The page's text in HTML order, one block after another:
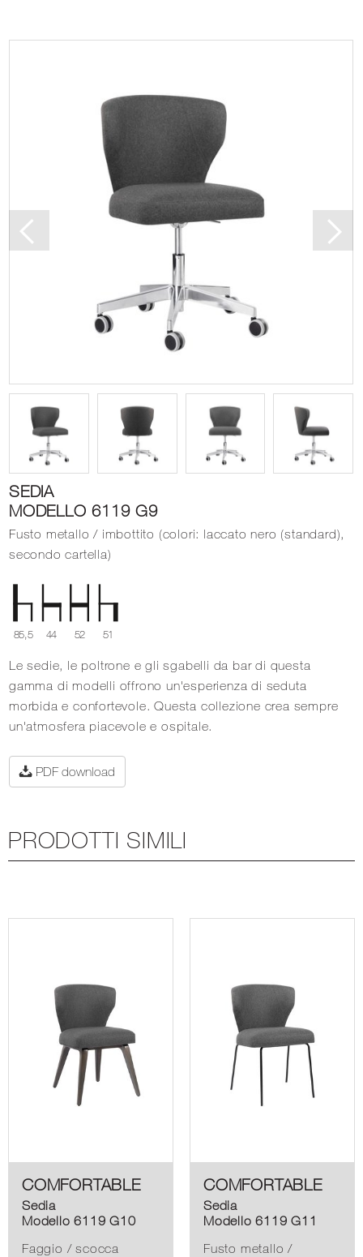
SEDIA
MODELLO 6119 G9
Fusto metallo / imbottito (colori: laccato nero (standard),
secondo cartella)
85,5 44 52 51
Le sedie, le poltrone e gli sgabelli da bar di questa
gamma di modelli offrono un'esperienza di seduta
morbida e confortevole. Questa collezione crea sempre
un'atmosfera piacevole e ospitale.
PDF download
PRODOTTI SIMILI
COMFORTABLE
Sedia
Modello 6119 G10
Faggio / scocca
COMFORTABLE
Sedia
Modello 6119 G11
Fusto metallo /